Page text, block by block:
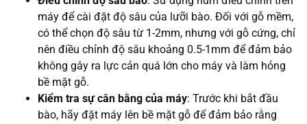
máy để cài đặt độ sâu của lưỡi bào. Đối với gỗ mềm,
có thể chọn độ sâu từ 1-2mm, nhưng với gỗ cứng, chỉ
nên điều chỉnh độ sâu khoảng 0.5-1mm để đảm bảo
không gây ra lực cản quá lớn cho máy và làm hỏng
bề mặt gỗ.
Kiểm tra sự cân bằng của máy: Trước khi bắt đầu
bào, hãy đặt máy lên bề mặt gỗ để đảm bảo rằng